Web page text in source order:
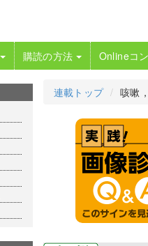
購読の方法 Onlineコ
連載トップ 咳嗽